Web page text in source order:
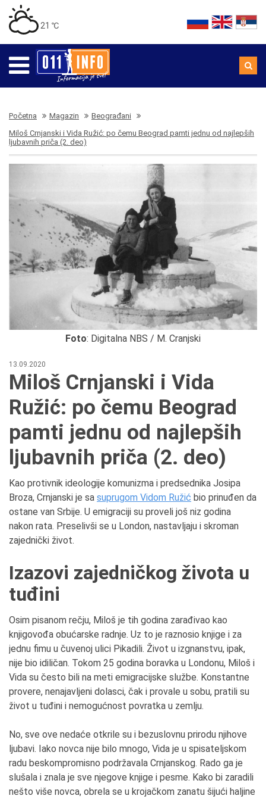
21 ℃
Početna Magazin
Beograđani
Miloš Crnjanski i Vida Ružić: po čemu Beograd pamti jednu od najlepših
ljubavnih priča (2. deo)
Foto: Digitalna NBS / M. Cranjski
13.09.2020
Miloš Crnjanski i Vida
Ružić: po čemu Beograd
pamti jednu od najlepših
ljubavnih priča (2. deo)
Kao protivnik ideologije komunizma i predsednika Josipa
Broza, Crnjanski je sa suprugom Vidom Ružić bio prinuđen da
ostane van Srbije. U emigraciji su proveli još niz godina
nakon rata. Preselivši se u London, nastavljaju i skroman
zajednički život.
Izazovi zajedničkog života u
tuđini
Osim pisanom rečju, Miloš je tih godina zarađivao kao
knjigovođa obućarske radnje. Uz to je raznosio knjige i za
jednu fimu u čuvenoj ulici Pikadili. Život u izgnanstvu, ipak,
nije bio idiličan. Tokom 25 godina boravka u Londonu, Miloš i
Vida su često bili na meti emigracijske službe. Konstantne
provere, nenajavljeni dolasci, čak i provale u sobu, pratili su
život u tuđini i nemogućnost povratka u zemlju.
No, sve ove nedaće otkrile su i bezuslovnu prirodu njihove
ljubavi. Iako novca nije bilo mnogo, Vida je u spisateljskom
radu beskompromisno podržavala Crnjanskog. Rado ga je
slušala i znala je sve njegove knjige i pesme. Kako bi zaradili
nešto više novca, obrela se u krojačkom zanatu šijući haljine